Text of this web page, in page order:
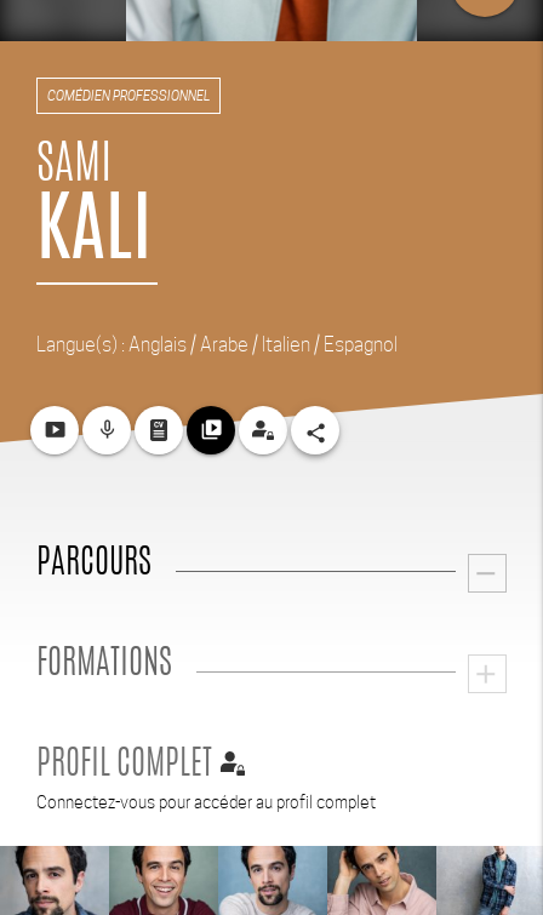
COMÉDIEN PROFESSIONNEL
SAMI
KALI
Langue(s) : Anglais / Arabe / Italien / Espagnol
smart_display mic_none video_library share
PARCOURS remove
FORMATIONS add
PROFIL COMPLET
Connectez-vous pour accéder au profil complet